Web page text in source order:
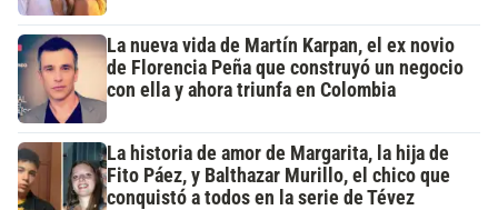
La nueva vida de Martín Karpan, el ex novio
de Florencia Peña que construyó un negocio
con ella y ahora triunfa en Colombia
La historia de amor de Margarita, la hija de
Fito Páez, y Balthazar Murillo, el chico que
conquistó a todos en la serie de Tévez